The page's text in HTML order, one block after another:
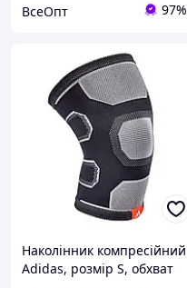
ВсеОпт 97%
Наколінник компресійний
Adidas, розмір S, обхват